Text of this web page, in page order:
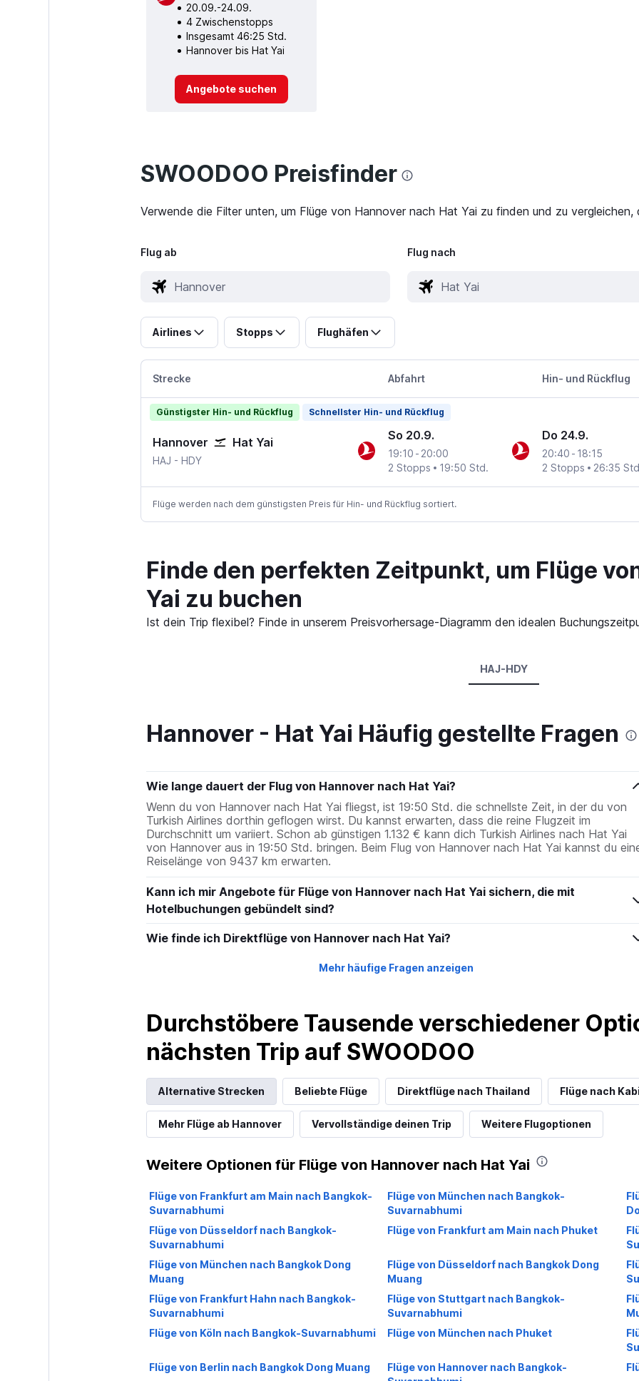
20.09.-24.09.
4 Zwischenstopps
Insgesamt 46:25 Std.
Hannover bis Hat Yai
Angebote suchen
SWOODOO Preisfinder
Verwende die Filter unten, um Flüge von Hannover nach Hat Yai zu finden und zu
Flug ab Flug nach
Airlines Stopps Flughäfen
Strecke Abfahrt Hin- und Rückflug
Günstigster Hin- und Rückflug Schnellster Hin- und Rückflug
Hannover Hat Yai
HAJ Hannover
- HDY
So 20.9.
19:10 - 20:00
2 Stopps
19:50 Std.
Do 24.9.
20:40 - 18:15
2 Stopps
26:35
Flüge werden nach dem günstigsten Preis für Hin- und Rückflug sortiert.
Finde den perfekten Zeitpunkt, um Flüge
Yai zu buchen
Ist dein Trip flexibel? Finde in unserem Preisvorhersage-Diagramm den idealen
HAJ-HDY
Hannover - Hat Yai Häufig gestellte Fragen
Wie lange dauert der Flug von Hannover nach Hat Yai?
Wenn du von Hannover nach Hat Yai fliegst, ist 19:50 Std. die schnellste Zeit, in der du von
Turkish Airlines dorthin geflogen wirst. Du kannst erwarten, dass die reine Flugzeit im
Durchschnitt um variiert. Schon ab günstigen 1.132 € kann dich Turkish Airlines nach Hat Yai
von Hannover aus in 19:50 Std. bringen. Beim Flug von Hannover nach Hat Yai kannst du
Reiselänge von 9437 km erwarten.
Kann ich mir Angebote für Flüge von Hannover nach Hat Yai sichern, die mit
Hotelbuchungen gebündelt sind?
Wie finde ich Direktflüge von Hannover nach Hat Yai?
Mehr häufige Fragen anzeigen
Durchstöbere Tausende verschiedener
nächsten Trip auf SWOODOO
Alternative Strecken Beliebte Flüge Direktflüge nach Thailand Flüge nach
Mehr Flüge ab Hannover Vervollständige deinen Trip Weitere Flugoptionen
Weitere Optionen für Flüge von Hannover nach Hat Yai
Flüge von Frankfurt am Main nach Bangkok-
Suvarnabhumi
Flüge von München nach Bangkok-
Suvarnabhumi
Flüge von Düsseldorf nach Bangkok-
Suvarnabhumi
Flüge von Frankfurt am Main nach Phuket
Flüge von München nach Bangkok Dong
Muang
Flüge von Düsseldorf nach Bangkok Dong
Muang
Flüge von Frankfurt Hahn nach Bangkok-
Suvarnabhumi
Flüge von Stuttgart nach Bangkok-
Suvarnabhumi
Flüge von Köln nach Bangkok-Suvarnabhumi
Flüge von München nach Phuket
Flüge von Berlin nach Bangkok Dong Muang
Flüge von Hannover nach Bangkok-